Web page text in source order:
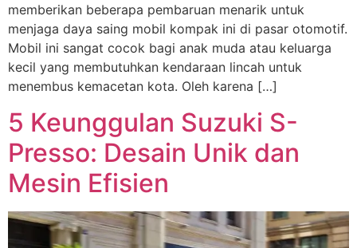
memberikan beberapa pembaruan menarik untuk
menjaga daya saing mobil kompak ini di pasar otomotif.
Mobil ini sangat cocok bagi anak muda atau keluarga
kecil yang membutuhkan kendaraan lincah untuk
menembus kemacetan kota. Oleh karena […]
5 Keunggulan Suzuki S-
Presso: Desain Unik dan
Mesin Efisien